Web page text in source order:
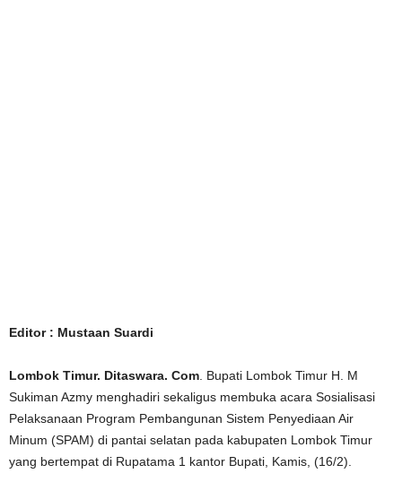
Editor : Mustaan Suardi
Lombok Timur. Ditaswara. Com. Bupati Lombok Timur H. M
Sukiman Azmy menghadiri sekaligus membuka acara Sosialisasi
Pelaksanaan Program Pembangunan Sistem Penyediaan Air
Minum (SPAM) di pantai selatan pada kabupaten Lombok Timur
yang bertempat di Rupatama 1 kantor Bupati, Kamis, (16/2).